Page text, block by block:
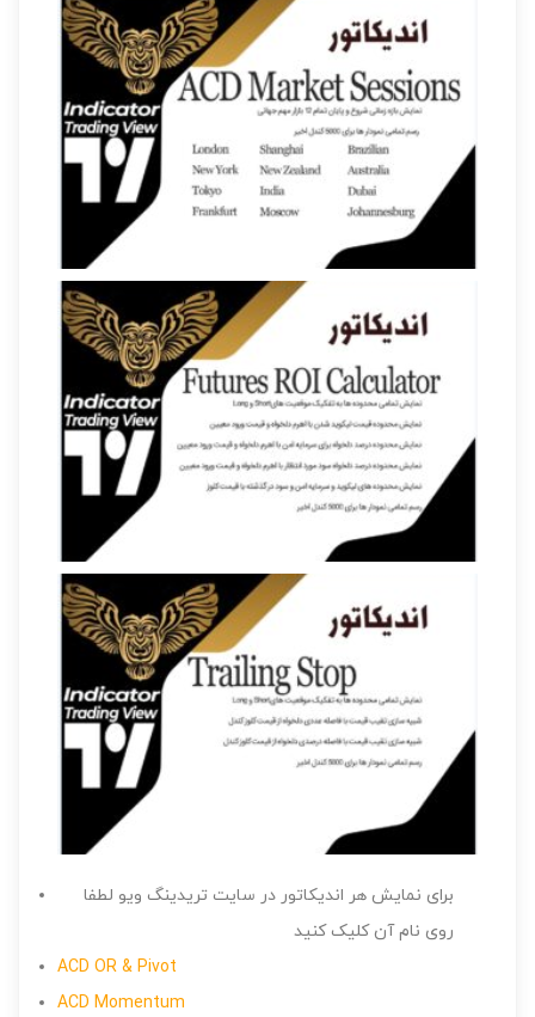
برای نمایش هر اندیکاتور در سایت تریدینگ ویو لطفا
روی نام آن کلیک کنید
ACD OR & Pivot
ACD Momentum